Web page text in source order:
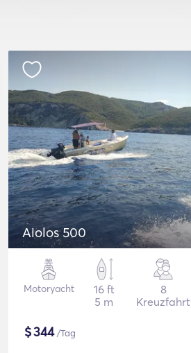
Aiolos 500
Motoryacht
16 ft
5 m
8
Kreuzfahrt
$344/Tag